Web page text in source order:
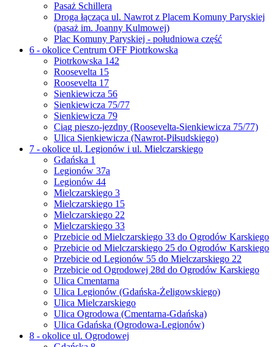
Pasaż Schillera
Droga łącząca ul. Nawrot z Placem Komuny Paryskiej
(pasaż im. Joanny Kulmowej)
Plac Komuny Paryskiej - południowa część
6 - okolice Centrum OFF Piotrkowska
Piotrkowska 142
Roosevelta 15
Roosevelta 17
Sienkiewicza 56
Sienkiewicza 75/77
Sienkiewicza 79
Ciąg pieszo-jezdny (Roosevelta-Sienkiewicza 75/77)
Ulica Sienkiewicza (Nawrot-Piłsudskiego)
7 - okolice ul. Legionów i ul. Mielczarskiego
Gdańska 1
Legionów 37a
Legionów 44
Mielczarskiego 3
Mielczarskiego 15
Mielczarskiego 22
Mielczarskiego 33
Przebicie od Mielczarskiego 33 do Ogrodów Karskiego
Przebicie od Mielczarskiego 25 do Ogrodów Karskiego
Przebicie od Legionów 55 do Mielczarskiego 22
Przebicie od Ogrodowej 28d do Ogrodów Karskiego
Ulica Cmentarna
Ulica Legionów (Gdańska-Żeligowskiego)
Ulica Mielczarskiego
Ulica Ogrodowa (Cmentarna-Gdańska)
Ulica Gdańska (Ogrodowa-Legionów)
8 - okolice ul. Ogrodowej